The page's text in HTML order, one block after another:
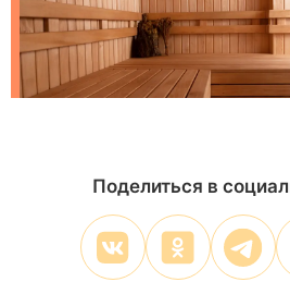
Поделиться в